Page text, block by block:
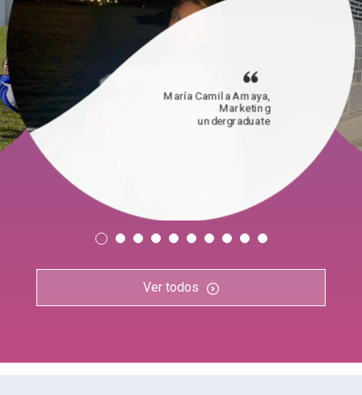
María Camila Amaya,
Marketing
undergraduate
Ver todos